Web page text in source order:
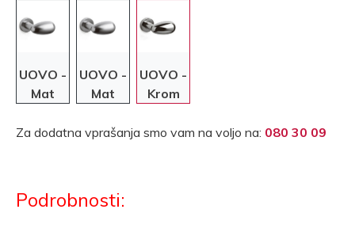
UOVO -
Mat
UOVO -
Mat
UOVO -
Krom
Za dodatna vprašanja smo vam na voljo na: 080 30 09
Podrobnosti: